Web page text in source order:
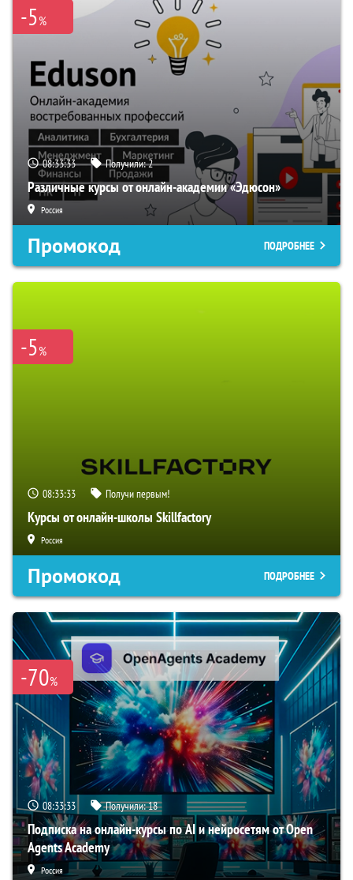
-5%
08:33:32 Получили:2
Различные курсы от онлайн-академии «Эдюсон»
Россия
Промокод ПОДРОБНЕЕ
-5%
08:33:32 Получи первым!
Курсы от онлайн-школы Skillfactory
Россия
Промокод ПОДРОБНЕЕ
-70%
08:33:32 Получили:18
Подписка на онлайн-курсы по AI и нейросетям от Open
Agents Academy
Россия